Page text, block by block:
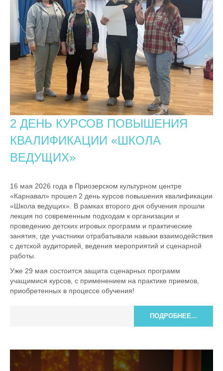
2 ДЕНЬ КУРСОВ ПОВЫШЕНИЯ
КВАЛИФИКАЦИИ «ШКОЛА
ВЕДУЩИХ»
16 мая 2026 года в Приозерском культурном центре
«Карнавал» прошел 2 день курсов повышения квалификации
«Школа ведущих». В рамках второго дня обучения прошли
лекция по современным подходам к организации и
проведению детских игровых программ и практические
занятия, где участники отрабатывали навыки взаимодействия
с детской аудиторией, ведения мероприятий и сценарной
работы.
Уже 29 мая состоится защита сценарных программ
учащимися курсов, с применением на практике приемов,
приобретенных в процессе обучения!
ПОДРОБНЕЕ...